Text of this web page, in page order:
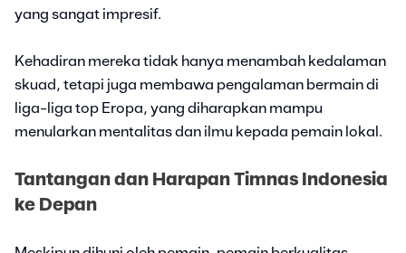
yang sangat impresif.
Kehadiran mereka tidak hanya menambah kedalaman
skuad, tetapi juga membawa pengalaman bermain di
liga-liga top Eropa, yang diharapkan mampu
menularkan mentalitas dan ilmu kepada pemain lokal.
Tantangan dan Harapan Timnas Indonesia
ke Depan